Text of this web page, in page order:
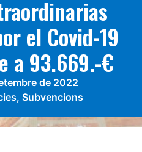
el Covid-19
a 93.669.-€
de 2022
, Subvencions